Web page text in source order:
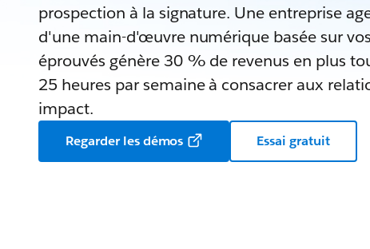
prospection à la signature. Une entreprise
d'une main-d'œuvre numérique basée sur
éprouvés génère 30 % de revenus en plus
25 heures par semaine à consacrer aux
impact.
Regarder les démos Essai gratuit